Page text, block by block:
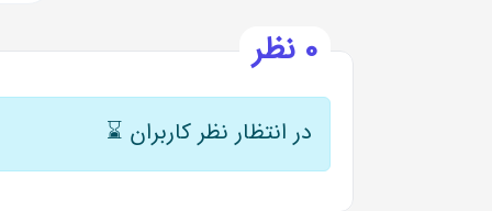
0 نظر
در انتظار نظر کاربران ⌛